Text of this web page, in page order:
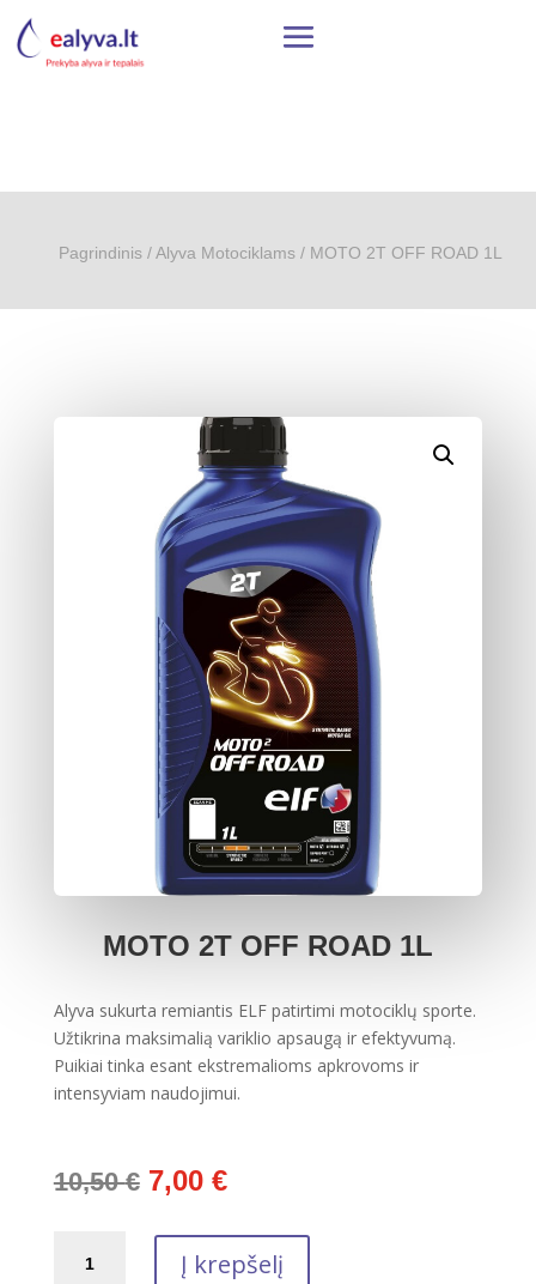
Pagrindinis/Alyva Motociklams/ MOTO 2T OFF ROAD 1L
MOTO 2T OFF ROAD 1L
Alyva sukurta remiantis ELF patirtimi motociklų sporte.
Užtikrina maksimalią variklio apsaugą ir efektyvumą.
Puikiai tinka esant ekstremalioms apkrovoms ir
intensyviam naudojimui.
10,50€ Original
was:
10,50 €.
7,00 €Current
is:
7,00 €.
kiekis:
Į krepšelį